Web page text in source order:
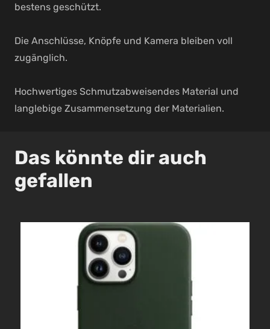
bestens geschützt.
Die Anschlüsse, Knöpfe und Kamera bleiben voll
zugänglich.
Hochwertiges Schmutzabweisendes Material und
langlebige Zusammensetzung der Materialien.
Das könnte dir auch
gefallen